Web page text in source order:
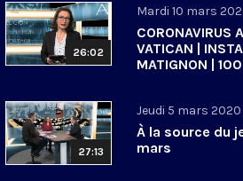
26:02
Mardi 10 mars
CORONAVIRUS
VATICAN |
MATIGNON |
27:13
Jeudi 5 mars 2020
À la source du
mars